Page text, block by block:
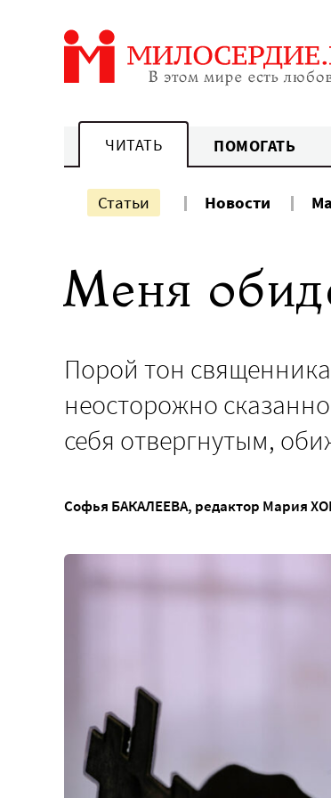
ЧИТАТЬ ПОМОГАТЬ
Статьи Новости
Меня
Порой тон
неосторожно
себя отвергнутым,
Софья БАКАЛЕЕВА, редактор Мария